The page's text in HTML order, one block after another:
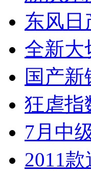
东风日
全新大
国产
狂虐指
7月中
2011